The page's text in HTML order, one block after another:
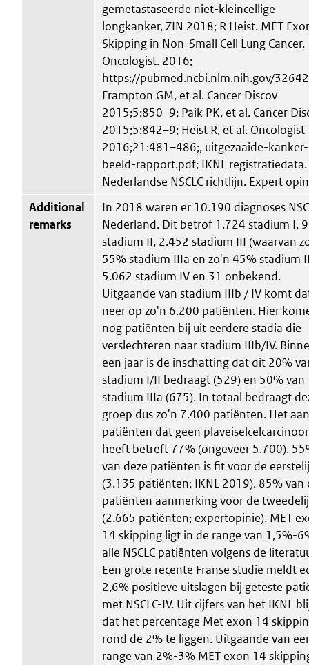
gemetastaseerde niet-kleincellige
longkanker, ZIN 2018; R Heist. MET
Skipping in Non-Small Cell Lung Cancer.
Oncologist. 2016;
https://pubmed.ncbi.nlm.nih.gov/
Frampton GM, et al. Cancer Discov
2015;5:850–9; Paik PK, et al. Cancer
2015;5:842–9; Heist R, et al. Oncologist
2016;21:481–486;, uitgezaaide-
beeld-rapport.pdf; IKNL registratiedata.
Nederlandse NSCLC richtlijn. Expert
Additional
remarks
In 2018 waren er 10.190 diagnoses
Nederland. Dit betrof 1.724 stadium I,
stadium II, 2.452 stadium III (waarvan
55% stadium IIIa en zo'n 45% stadium
5.062 stadium IV en 31 onbekend.
Uitgaande van stadium IIIb / IV komt
neer op zo'n 6.200 patiënten. Hier
nog patiënten bij uit eerdere stadia die
verslechteren naar stadium IIIb/IV.
een jaar is de inschatting dat dit 20%
stadium I/II bedraagt (529) en 50% van
stadium IIIa (675). In totaal bedraagt
groep dus zo'n 7.400 patiënten. Het
patiënten dat geen
heeft betreft 77% (ongeveer 5.700).
van deze patiënten is fit voor de
(3.135 patiënten; IKNL 2019). 85% van
patiënten aanmerking voor de
(2.665 patiënten; expertopinie). MET
14 skipping ligt in de range van 1,5%-
alle NSCLC patiënten volgens de
Een grote recente Franse studie meldt
2,6% positieve uitslagen bij geteste
met NSCLC-IV. Uit cijfers van het IKNL
dat het percentage Met exon 14
rond de 2% te liggen. Uitgaande van
range van 2%-3% MET exon 14